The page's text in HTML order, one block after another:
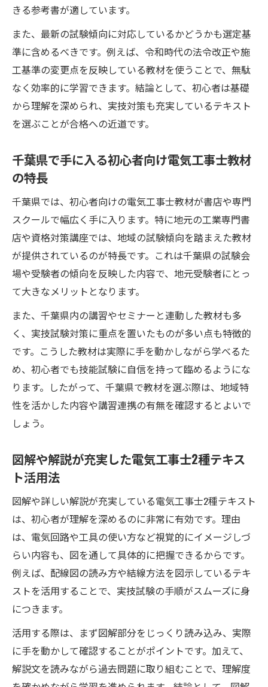
きる参考書が適しています。
また、最新の試験傾向に対応しているかどうかも選定基
準に含めるべきです。例えば、令和時代の法令改正や施
工基準の変更点を反映している教材を使うことで、無駄
なく効率的に学習できます。結論として、初心者は基礎
から理解を深められ、実技対策も充実しているテキスト
を選ぶことが合格への近道です。
千葉県で手に入る初心者向け電気工事士教材
の特長
千葉県では、初心者向けの電気工事士教材が書店や専門
スクールで幅広く手に入ります。特に地元の工業専門書
店や資格対策講座では、地域の試験傾向を踏まえた教材
が提供されているのが特長です。これは千葉県の試験会
場や受験者の傾向を反映した内容で、地元受験者にとっ
て大きなメリットとなります。
また、千葉県内の講習やセミナーと連動した教材も多
く、実技試験対策に重点を置いたものが多い点も特徴的
です。こうした教材は実際に手を動かしながら学べるた
め、初心者でも技能試験に自信を持って臨めるようにな
ります。したがって、千葉県で教材を選ぶ際は、地域特
性を活かした内容や講習連携の有無を確認するとよいで
しょう。
図解や解説が充実した電気工事士2種テキス
ト活用法
図解や詳しい解説が充実している電気工事士2種テキスト
は、初心者が理解を深めるのに非常に有効です。理由
は、電気回路や工具の使い方など視覚的にイメージしづ
らい内容も、図を通して具体的に把握できるからです。
例えば、配線図の読み方や結線方法を図示しているテキ
ストを活用することで、実技試験の手順がスムーズに身
につきます。
活用する際は、まず図解部分をじっくり読み込み、実際
に手を動かして確認することがポイントです。加えて、
解説文を読みながら過去問題に取り組むことで、理解度